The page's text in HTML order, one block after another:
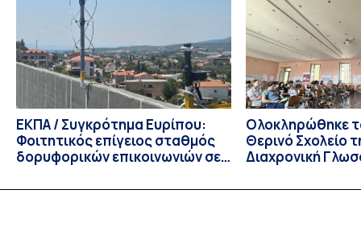
Τμημάτων του Πανεπιστημίου μας στο Παράρτημα Κύπρου
για το ακαδημαϊκό έτος 2026-2027, έως τη Δευτέρα 31
Αυγούστου 2026. […]
ΕΚΠΑ / Συγκρότημα Ευρίπου:
Φοιτητικός επίγειος σταθμός
δορυφορικών επικοινωνιών σε
Ολοκληρώθηκε
Θερινό Σχολείο
Διαχρονική
Linguistics in